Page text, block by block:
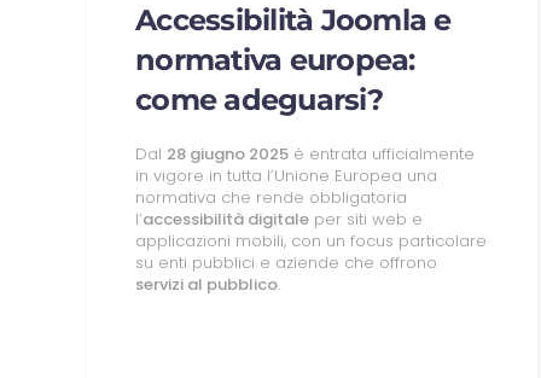
Accessibilità Joomla e
normativa europea:
come adeguarsi?
Dal 28 giugno 2025 è entrata ufficialmente
in vigore in tutta l’Unione Europea una
normativa che rende obbligatoria
l’accessibilità digitale per siti web e
applicazioni mobili, con un focus particolare
su enti pubblici e aziende che offrono
servizi al pubblico.